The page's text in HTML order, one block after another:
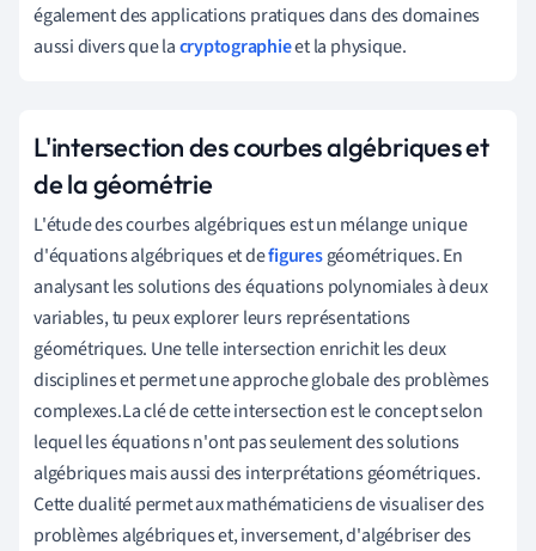
également des applications pratiques dans des domaines
aussi divers que lacryptographieet la physique.
L'intersection des courbes algébriques et
de la géométrie
L'étude des courbes algébriques est un mélange unique
d'équations algébriques et defiguresgéométriques. En
analysant les solutions des équations polynomiales à deux
variables, tu peux explorer leurs représentations
géométriques. Une telle intersection enrichit les deux
disciplines et permet une approche globale des problèmes
complexes.La clé de cette intersection est le concept selon
lequel les équations n'ont pas seulement des solutions
algébriques mais aussi des interprétations géométriques.
Cette dualité permet aux mathématiciens de visualiser des
problèmes algébriques et, inversement, d'algébriser des